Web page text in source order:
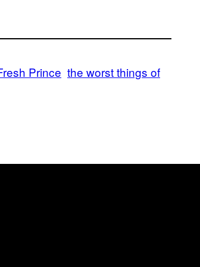
Prince the worst things of